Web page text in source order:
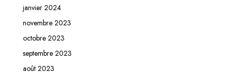
janvier 2024
novembre 2023
octobre 2023
septembre 2023
août 2023